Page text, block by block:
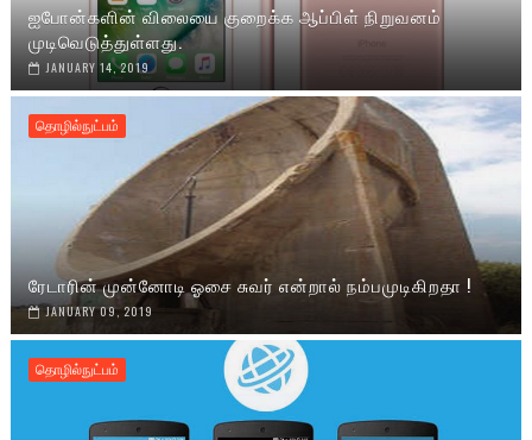
ஐபோன்களின் விலையை குறைக்க ஆப்பிள் நிறுவனம்
முடிவெடுத்துள்ளது.
JANUARY 14, 2019
தொழில்நுட்பம்
ரேடாரின் முன்னோடி ஓசை சுவர் என்றால் நம்பமுடிகிறதா !
JANUARY 09, 2019
தொழில்நுட்பம்